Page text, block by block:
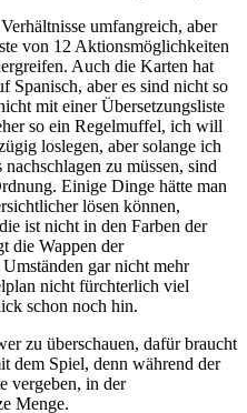
umfangreich, aber
von 12 Aktionsmöglichkeiten
Auch die Karten hat
Spanisch, aber es sind nicht so
mit einer Übersetzungsliste
so ein Regelmuffel, ich will
loslegen, aber solange ich
zu müssen, sind
Einige Dinge hätte man
lösen können,
ist nicht in den Farben der
die Wappen der
gar nicht mehr
nicht fürchterlich viel
schon noch hin.
zu überschauen, dafür braucht
dem Spiel, denn während der
vergeben, in der
Menge.